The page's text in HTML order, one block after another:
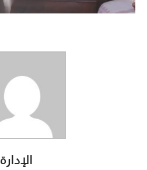
الإدارة